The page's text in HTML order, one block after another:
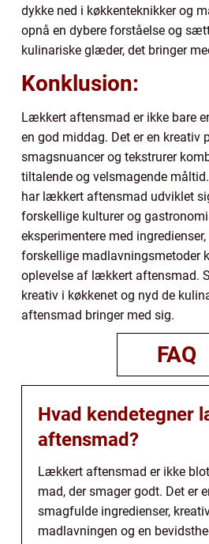
dykke ned i køkkenteknikker og
opnå en dybere forståelse og
kulinariske glæder, det bringer
Konklusion:
Lækkert aftensmad er ikke bare
en god middag. Det er en kreativ
smagsnuancer og tekstrurer
tiltalende og velsmagende
har lækkert aftensmad udviklet
forskellige kulturer og
eksperimentere med
forskellige madlavningsmetoder
oplevelse af lækkert aftensmad.
kreativ i køkkenet og nyd de
aftensmad bringer med sig.
FAQ
Hvad kendetegner
aftensmad?
Lækkert aftensmad er ikke
mad, der smager godt. Det er
smagfulde ingredienser,
madlavningen og en